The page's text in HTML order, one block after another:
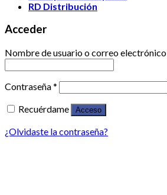
RD Distribución
Acceder
Nombre de usuario o correo electrónico
Contraseña*
Recuérdame
Acceso
¿Olvidaste la contraseña?